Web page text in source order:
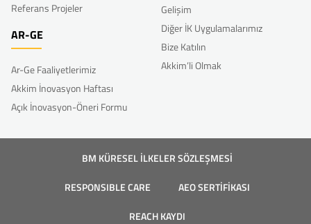
Referans Projeler
AR-GE
Ar-Ge Faaliyetlerimiz
Akkim İnovasyon Haftası
Açık İnovasyon-Öneri Formu
Gelişim
Diğer İK Uygulamalarımız
Bize Katılın
Akkim’li Olmak
BM KÜRESEL İLKELER SÖZLEŞMESİ
RESPONSIBLE CARE
AEO SERTİFİKASI
REACH KAYDI